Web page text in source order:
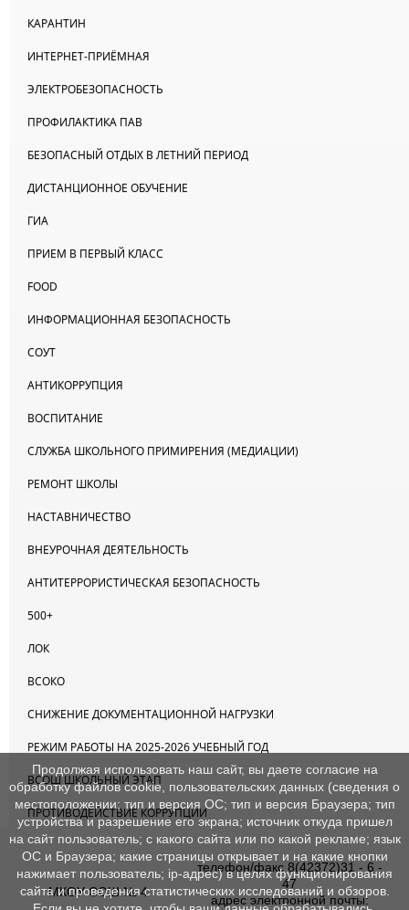
КАРАНТИН
ИНТЕРНЕТ-ПРИЁМНАЯ
ЭЛЕКТРОБЕЗОПАСНОСТЬ
ПРОФИЛАКТИКА ПАВ
БЕЗОПАСНЫЙ ОТДЫХ В ЛЕТНИЙ ПЕРИОД
ДИСТАНЦИОННОЕ ОБУЧЕНИЕ
ГИА
ПРИЕМ В ПЕРВЫЙ КЛАСС
FOOD
ИНФОРМАЦИОННАЯ БЕЗОПАСНОСТЬ
СОУТ
АНТИКОРРУПЦИЯ
ВОСПИТАНИЕ
СЛУЖБА ШКОЛЬНОГО ПРИМИРЕНИЯ (МЕДИАЦИИ)
РЕМОНТ ШКОЛЫ
НАСТАВНИЧЕСТВО
ВНЕУРОЧНАЯ ДЕЯТЕЛЬНОСТЬ
АНТИТЕРРОРИСТИЧЕСКАЯ БЕЗОПАСНОСТЬ
500+
ЛОК
ВСОКО
СНИЖЕНИЕ ДОКУМЕНТАЦИОННОЙ НАГРУЗКИ
РЕЖИМ РАБОТЫ НА 2025-2026 УЧЕБНЫЙ ГОД
ВСОШ ШКОЛЬНЫЙ ЭТАП
ПРОТИВОДЕЙСТВИЕ КОРРУПЦИИ
МКОУ СОШ № 4
телефон/факс 8(42372)31 - 6 -
47
адрес электронной почты:
Продолжая использовать наш сайт, вы даете согласие на
обработку файлов cookie, пользовательских данных (сведения о
местоположении; тип и версия ОС; тип и версия Браузера; тип
устройства и разрешение его экрана; источник откуда пришел
на сайт пользователь; с какого сайта или по какой рекламе; язык
ОС и Браузера; какие страницы открывает и на какие кнопки
нажимает пользователь; ip-адрес) в целях функционирования
сайта и проведения статистических исследований и обзоров.